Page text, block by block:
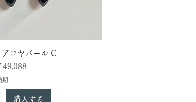
コヤパール C
ール価格
49,088
期
購入する